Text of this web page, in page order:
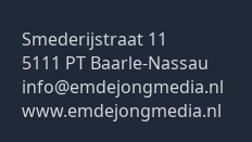
Smederijstraat 11
5111 PT Baarle-Nassau
info@emdejongmedia.nl
www.emdejongmedia.nl